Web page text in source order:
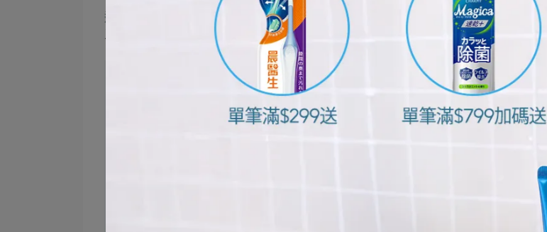
造成口臭
牙菌斑中的細菌會分解口中的蛋白質，產生一些難聞的氣味，是導致口臭的由來。